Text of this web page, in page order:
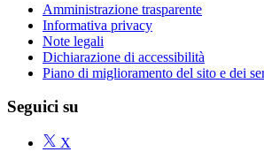
Amministrazione trasparente
Informativa privacy
Note legali
Dichiarazione di accessibilità
Piano di miglioramento del sito e dei
Seguici su
X